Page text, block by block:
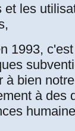
et les
1993,
à bien
à des